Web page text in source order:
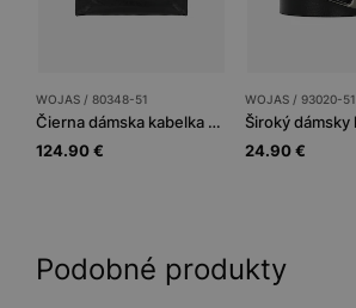
WOJAS / 80348-51
Čierna dámska kabelka s vonkajším vreckom
124.90 €
WOJAS / 93020-51
24.90 €
Podobné produkty